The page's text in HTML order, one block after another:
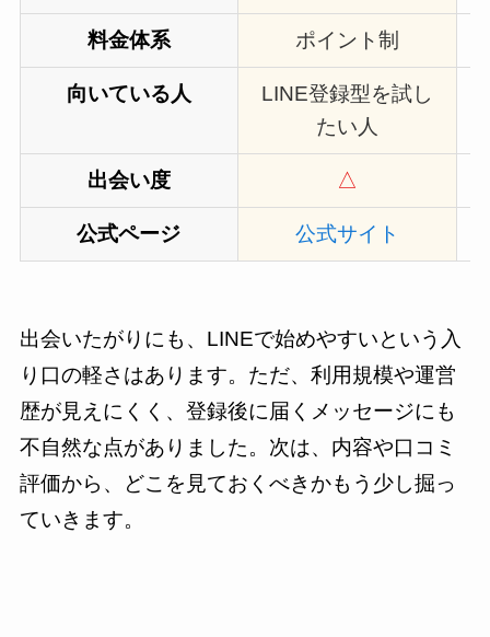
料金体系 ポイント制
向いている人
LINE登録型を試し
たい人
出会い度 △
公式ページ 公式サイト
出会いたがりにも、LINEで始めやすいという入
り口の軽さはあります。ただ、利用規模や運営
歴が見えにくく、登録後に届くメッセージにも
不自然な点がありました。次は、内容や口コミ
評価から、どこを見ておくべきかもう少し掘っ
ていきます。